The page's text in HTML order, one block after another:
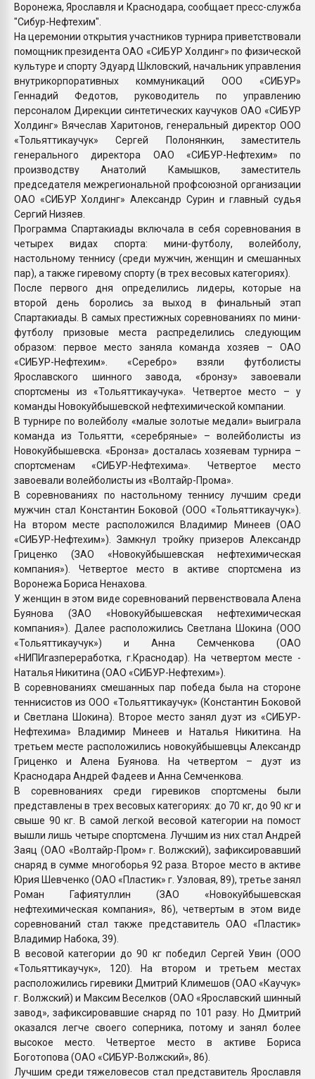
Воронежа, Ярославля и Краснодара, сообщает пресс-служба
"Сибур-Нефтехим".
На церемонии открытия участников турнира приветствовали
помощник президента ОАО «СИБУР Холдинг» по физической
культуре и спорту Эдуард Шкловский, начальник управления
внутрикорпоративных коммуникаций ООО «СИБУР»
Геннадий Федотов, руководитель по управлению
персоналом Дирекции синтетических каучуков ОАО «СИБУР
Холдинг» Вячеслав Харитонов, генеральный директор ООО
«Тольяттикаучук» Сергей Полонянкин, заместитель
генерального директора ОАО «СИБУР-Нефтехим» по
производству Анатолий Камышков, заместитель
председателя межрегиональной профсоюзной организации
ОАО «СИБУР Холдинг» Александр Сурин и главный судья
Сергий Низяев.
Программа Спартакиады включала в себя соревнования в
четырех видах спорта: мини-футболу, волейболу,
настольному теннису (среди мужчин, женщин и смешанных
пар), а также гиревому спорту (в трех весовых категориях).
После первого дня определились лидеры, которые на
второй день боролись за выход в финальный этап
Спартакиады. В самых престижных соревнованиях по мини-
футболу призовые места распределились следующим
образом: первое место заняла команда хозяев – ОАО
«СИБУР-Нефтехим». «Серебро» взяли футболисты
Ярославского шинного завода, «бронзу» завоевали
спортсмены из «Тольяттикаучука». Четвертое место – у
команды Новокуйбышевской нефтехимической компании.
В турнире по волейболу «малые золотые медали» выиграла
команда из Тольятти, «серебряные» – волейболисты из
Новокуйбышевска. «Бронза» досталась хозяевам турнира –
спортсменам «СИБУР-Нефтехима». Четвертое место
завоевали волейболисты из «Волтайр-Прома».
В соревнованиях по настольному теннису лучшим среди
мужчин стал Константин Боковой (ООО «Тольяттикаучук»).
На втором месте расположился Владимир Минеев (ОАО
«СИБУР-Нефтехим»). Замкнул тройку призеров Александр
Гриценко (ЗАО «Новокуйбышевская нефтехимическая
компания»). Четвертое место в активе спортсмена из
Воронежа Бориса Ненахова.
У женщин в этом виде соревнований первенствовала Алена
Буянова (ЗАО «Новокуйбышевская нефтехимическая
компания»). Далее расположились Светлана Шокина (ООО
«Тольяттикаучук») и Анна Семченкова (ОАО
«НИПИгазпереработка, г.Краснодар). На четвертом месте -
Наталья Никитина (ОАО «СИБУР-Нефтехим»).
В соревнованиях смешанных пар победа была на стороне
теннисистов из ООО «Тольяттикаучук» (Константин Боковой
и Светлана Шокина). Второе место занял дуэт из «СИБУР-
Нефтехима» Владимир Минеев и Наталья Никитина. На
третьем месте расположились новокуйбышевцы Александр
Гриценко и Алена Буянова. На четвертом – дуэт из
Краснодара Андрей Фадеев и Анна Семченкова.
В соревнованиях среди гиревиков спортсмены были
представлены в трех весовых категориях: до 70 кг, до 90 кг и
свыше 90 кг. В самой легкой весовой категории на помост
вышли лишь четыре спортсмена. Лучшим из них стал Андрей
Заяц (ОАО «Волтайр-Пром» г. Волжский), зафиксировавший
снаряд в сумме многоборья 92 раза. Второе место в активе
Юрия Шевченко (ОАО «Пластик» г. Узловая, 89), третье занял
Роман Гафиятуллин (ЗАО «Новокуйбышевская
нефтехимическая компания», 86), четвертым в этом виде
соревнований стал также представитель ОАО «Пластик»
Владимир Набока, 39).
В весовой категории до 90 кг победил Сергей Увин (ООО
«Тольяттикаучук», 120). На втором и третьем местах
расположились гиревики Дмитрий Климешов (ОАО «Каучук»
г. Волжский) и Максим Веселков (ОАО «Ярославский шинный
завод», зафиксировавшие снаряд по 101 разу. Но Дмитрий
оказался легче своего соперника, потому и занял более
высокое место. Четвертое место в активе Бориса
Боготопова (ОАО «СИБУР-Волжский», 86).
Лучшим среди тяжеловесов стал представитель Ярославля